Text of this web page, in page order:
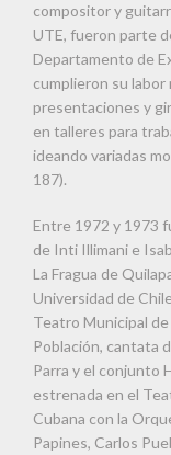
compositor y
UTE, fueron parte
Departamento de
cumplieron su labor
presentaciones y
en talleres para
ideando variadas
187).
Entre 1972 y 1973
de Inti Illimani e
La Fragua de
Universidad de
Teatro Municipal
Población, cantata
Parra y el conjunto
estrenada en el
Cubana con la
Papines, Carlos